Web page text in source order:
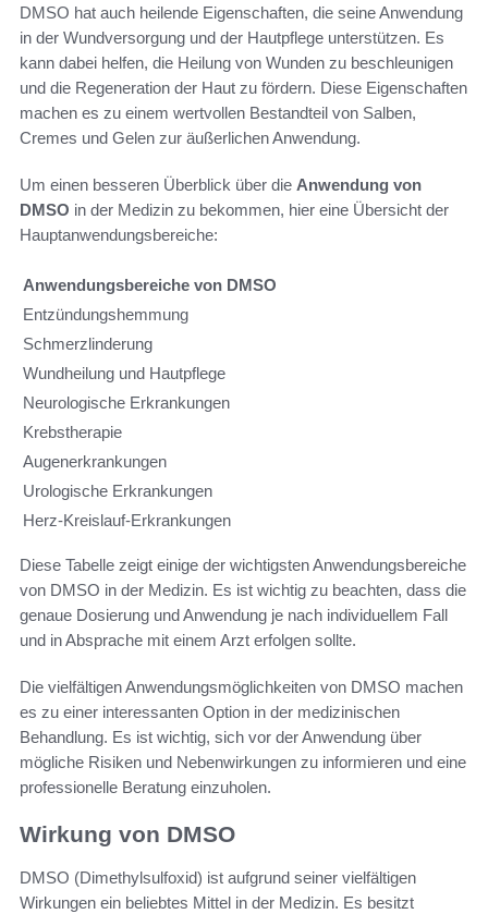
DMSO hat auch heilende Eigenschaften, die seine Anwendung
in der Wundversorgung und der Hautpflege unterstützen. Es
kann dabei helfen, die Heilung von Wunden zu beschleunigen
und die Regeneration der Haut zu fördern. Diese Eigenschaften
machen es zu einem wertvollen Bestandteil von Salben,
Cremes und Gelen zur äußerlichen Anwendung.
Um einen besseren Überblick über die Anwendung von
DMSO in der Medizin zu bekommen, hier eine Übersicht der
Hauptanwendungsbereiche:
Anwendungsbereiche von DMSO
Entzündungshemmung
Schmerzlinderung
Wundheilung und Hautpflege
Neurologische Erkrankungen
Krebstherapie
Augenerkrankungen
Urologische Erkrankungen
Herz-Kreislauf-Erkrankungen
Diese Tabelle zeigt einige der wichtigsten Anwendungsbereiche
von DMSO in der Medizin. Es ist wichtig zu beachten, dass die
genaue Dosierung und Anwendung je nach individuellem Fall
und in Absprache mit einem Arzt erfolgen sollte.
Die vielfältigen Anwendungsmöglichkeiten von DMSO machen
es zu einer interessanten Option in der medizinischen
Behandlung. Es ist wichtig, sich vor der Anwendung über
mögliche Risiken und Nebenwirkungen zu informieren und eine
professionelle Beratung einzuholen.
Wirkung von DMSO
DMSO (Dimethylsulfoxid) ist aufgrund seiner vielfältigen
Wirkungen ein beliebtes Mittel in der Medizin. Es besitzt